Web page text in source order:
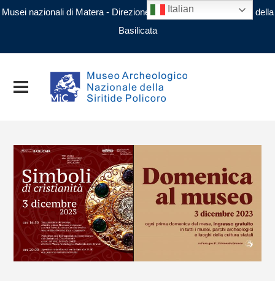
Musei nazionali di Matera - Direzione regionale Musei nazionali della
Basilicata
Italian